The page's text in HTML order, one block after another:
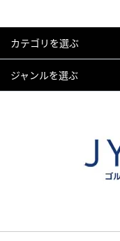
カテゴリを選ぶ
ジャンルを選ぶ